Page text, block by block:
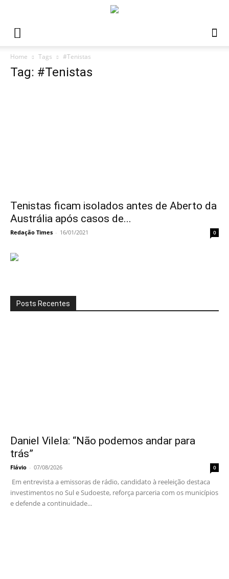
Home Tags #Tenistas
Tag: #Tenistas
Tenistas ficam isolados antes de Aberto da
Austrália após casos de...
Redação Times - 16/01/2021 0
Posts Recentes
Daniel Vilela: “Não podemos andar para
trás”
Flávio - 07/08/2026 0
Em entrevista a emissoras de rádio, candidato à reeleição destaca
investimentos no Sul e Sudoeste, reforça parceria com os municípios
e defende a continuidade...